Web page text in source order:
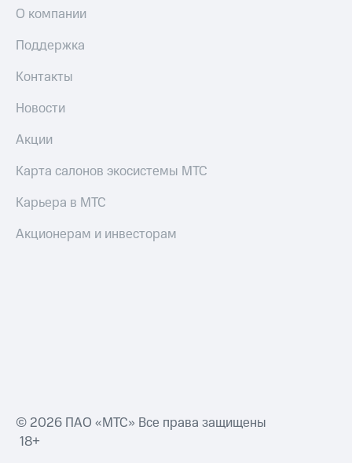
Все
О компании
Поддержка
Контакты
Новости
Акции
Карта салонов экосистемы МТС
Карьера в МТС
Акционерам и инвесторам
© 2026 ПАО «МТС» Все права защищены
18+